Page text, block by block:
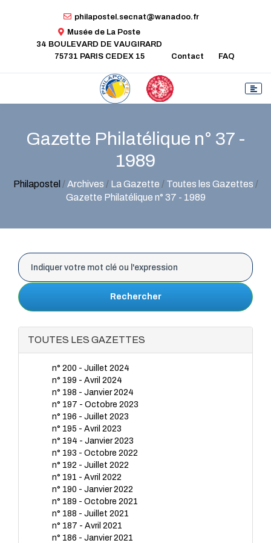
philapostel.secnat@wanadoo.fr
Musée de La Poste
34 BOULEVARD DE VAUGIRARD
75731 PARIS CEDEX 15
Contact FAQ
Gazette Philatélique n° 37 -
1989
Philapostel /Archives / La Gazette / Toutes les Gazettes /
Gazette Philatélique n° 37 - 1989
Rechercher
TOUTES LES GAZETTES
n° 200 - Juillet 2024
n° 199 - Avril 2024
n° 198 - Janvier 2024
n° 197 - Octobre 2023
n° 196 - Juillet 2023
n° 195 - Avril 2023
n° 194 - Janvier 2023
n° 193 - Octobre 2022
n° 192 - Juillet 2022
n° 191 - Avril 2022
n° 190 - Janvier 2022
n° 189 - Octobre 2021
n° 188 - Juillet 2021
n° 187 - Avril 2021
n° 186 - Janvier 2021